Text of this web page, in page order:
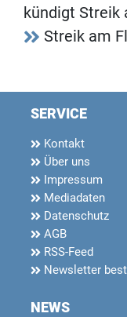
kündigt Streik
Streik am
SERVICE
Kontakt
Über uns
Impressum
Mediadaten
Datenschutz
AGB
RSS-Feed
Newsletter
NEWS